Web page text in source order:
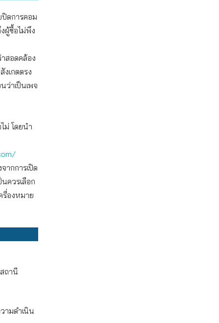
ปิดการคอม
ผู้ซื้อไม่พึง
สอดคล้อง
งเกตตรง
ว่าเป็นเพจ
ม่ โดยนำ
ากการเปิด
ควรเลือก
รื่องหมาย
ถานี
ามดำเนิน